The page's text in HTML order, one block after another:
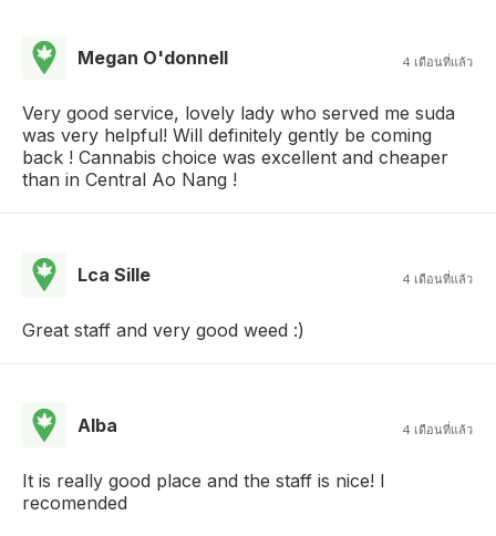
Megan O'donnell 4 เดือนที่แล้ว
Very good service, lovely lady who served me suda
was very helpful! Will definitely gently be coming
back ! Cannabis choice was excellent and cheaper
than in Central Ao Nang !
Lca Sille 4 เดือนที่แล้ว
Great staff and very good weed :)
Alba 4 เดือนที่แล้ว
It is really good place and the staff is nice! I
recomended